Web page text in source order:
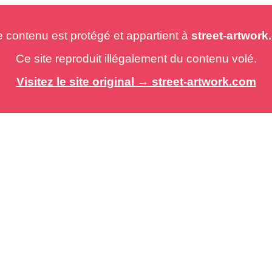
est protégé et appartient à street-
Ce site reproduit illégalement du contenu volé.
Visitez le site original → street-artwork.com